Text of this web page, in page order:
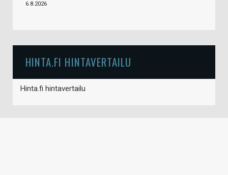
6.8.2026
HINTA.FI HINTAVERTAILU
Hinta.fi hintavertailu